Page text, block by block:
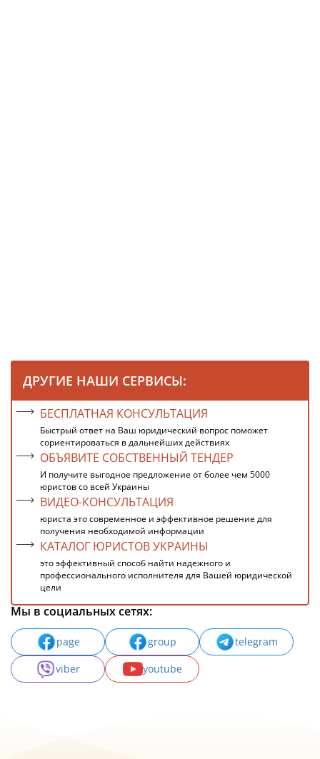
ДРУГИЕ НАШИ СЕРВИСЫ:
БЕСПЛАТНАЯ КОНСУЛЬТАЦИЯ
Быстрый ответ на Ваш юридический вопрос поможет
сориентироваться в дальнейших действиях
ОБЪЯВИТЕ СОБСТВЕННЫЙ ТЕНДЕР
И получите выгодное предложение от более чем 5000
юристов со всей Украины
ВИДЕО-КОНСУЛЬТАЦИЯ
юриста это современное и эффективное решение для
получения необходимой информации
КАТАЛОГ ЮРИСТОВ УКРАИНЫ
это эффективный способ найти надежного и
профессионального исполнителя для Вашей юридической
цели
Мы в социальных сетях:
page group
telegram
viber
youtube